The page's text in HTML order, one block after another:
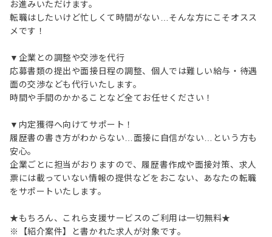
お進みいただけます。
転職はしたいけど忙しくて時間がない…そんな方にこそオスス
メです！
▼企業との調整や交渉を代行
応募書類の提出や面接日程の調整、個人では難しい給与・待遇
面の交渉なども代行いたします。
時間や手間のかかることなど全てお任せください！
▼内定獲得へ向けてサポート！
履歴書の書き方がわからない…面接に自信がない…という方も
安心。
企業ごとに担当がおりますので、履歴書作成や面接対策、求人
票には載っていない情報の提供などをおこない、あなたの転職
をサポートいたします。
★もちろん、これら支援サービスのご利用は一切無料★
※【紹介案件】と書かれた求人が対象です。